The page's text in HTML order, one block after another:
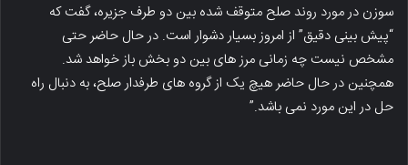
سوزن در مورد روند صلح متوقف شده بین دو طرف جزیره، گفت که
“پیش بینی دقیق” از امروز بسیار دشوار است. در حال حاضر حتی
مشخص نیست چه زمانی مرز های بین دو بخش باز خواهد شد.
همچنین در حال حاضر هیچ یک از گروه های طرفدار صلح، به دنبال راه
حل در این مورد نمی باشد.”